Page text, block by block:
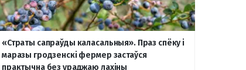
«Страты сапраўды каласальныя». Праз спёку і
маразы гродзенскі фермер застаўся
практычна без ураджаю лахіны